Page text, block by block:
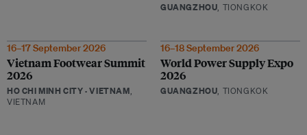
GUANGZHOU, TIONGKOK
16–17 September 2026
Vietnam Footwear Summit
2026
HO CHI MINH CITY · VIETNAM,
VIETNAM
16–18 September 2026
World Power Supply Expo
2026
GUANGZHOU, TIONGKOK